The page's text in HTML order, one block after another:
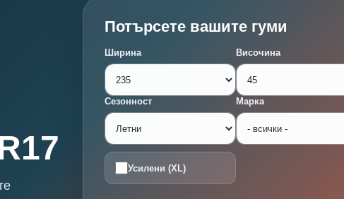
Потърсете вашите гуми
Ширина Височина
Сезонност Марка
Усилени (XL)